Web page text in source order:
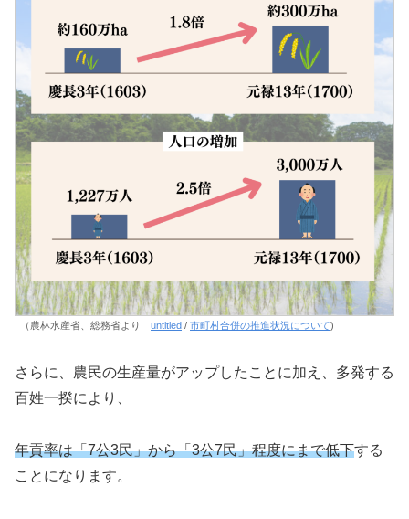
（農林水産省、総務省より untitled / 市町村合併の推進状況について)
さらに、農民の生産量がアップしたことに加え、多発する
百姓一揆により、
年貢率は「7公3民」から「3公7民」程度にまで低下する
ことになります。